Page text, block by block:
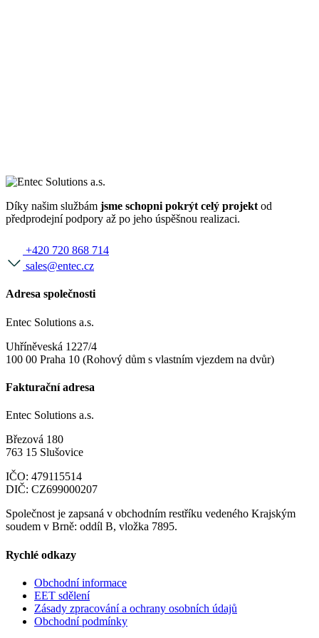
Díky našim službám jsme schopni pokrýt celý projekt od
předprodejní podpory až po jeho úspěšnou realizaci.
+420 720 868 714
sales@entec.cz
Adresa společnosti
Entec Solutions a.s.
Uhříněveská 1227/4
100 00 Praha 10 (Rohový dům s vlastním vjezdem na dvůr)
Fakturační adresa
Entec Solutions a.s.
Březová 180
763 15 Slušovice
IČO: 479115514
DIČ: CZ699000207
Společnost je zapsaná v obchodním restříku vedeného Krajským
soudem v Brně: oddíl B, vložka 7895.
Rychlé odkazy
Obchodní informace
EET sdělení
Zásady zpracování a ochrany osobních údajů
Obchodní podmínky